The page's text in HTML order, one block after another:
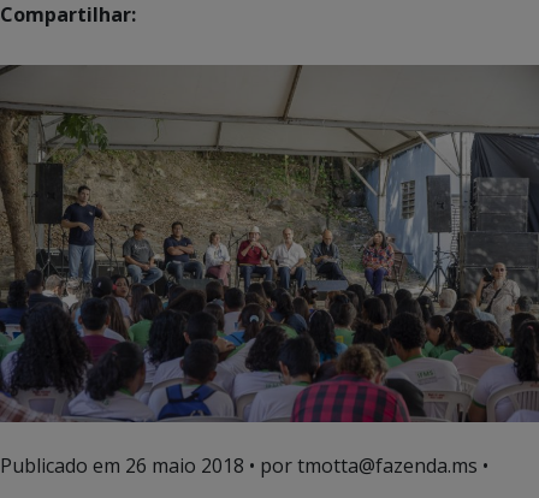
Compartilhar:
Publicado em 26 maio 2018 • por tmotta@fazenda.ms •